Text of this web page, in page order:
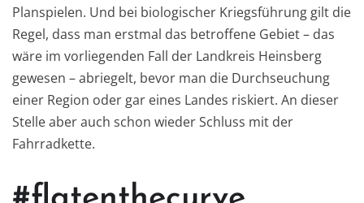
Planspielen. Und bei biologischer Kriegsführung gilt die
Regel, dass man erstmal das betroffene Gebiet – das
wäre im vorliegenden Fall der Landkreis Heinsberg
gewesen – abriegelt, bevor man die Durchseuchung
einer Region oder gar eines Landes riskiert. An dieser
Stelle aber auch schon wieder Schluss mit der
Fahrradkette.